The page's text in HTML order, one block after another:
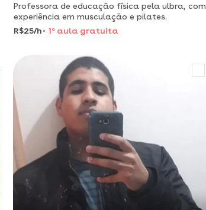
Professora de educação física pela ulbra, com
experiência em musculação e pilates.
R$25/h
1 aaula gratuita